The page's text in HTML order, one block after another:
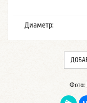
Диаметр:
Фото: